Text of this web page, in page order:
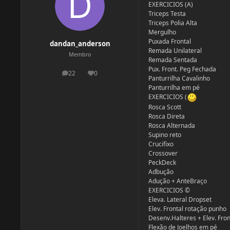
dandan_anderson
Membro
22
postagens
0
Reputação
EXERCICIOS (A)
Triceps Testa
Triceps Polia Alta
Mergulho
Puxada Frontal
Remada Unilateral
Remada Sentada
Pux. Front. Peg Fechada
Panturrilha Cavalinho
Panturrilha em pé
EXERCICIOS (
Rosca Scott
Rosca Direta
Rosca Alternada
Supino reto
Crucifixo
Crossover
PeckDeck
Adbução
Adução + AnteBraço
EXERCICIOS ©
Eleva. Lateral Dropset
Elev. Frontal rotação punho
Desenv.Halteres + Elev.
Flexão de Joelhos em pé